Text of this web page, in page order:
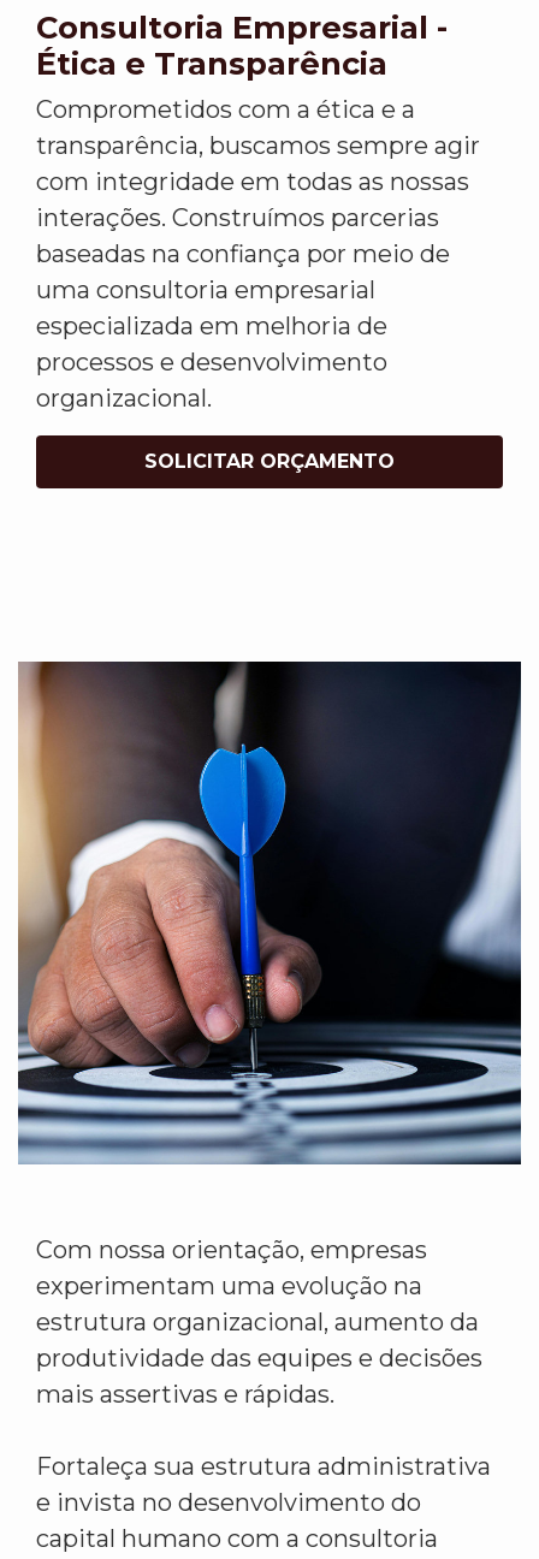
Consultoria Empresarial -
Ética e Transparência
Comprometidos com a ética e a
transparência, buscamos sempre agir
com integridade em todas as nossas
interações. Construímos parcerias
baseadas na confiança por meio de
uma consultoria empresarial
especializada em melhoria de
processos e desenvolvimento
organizacional.
SOLICITAR ORÇAMENTO
Com nossa orientação, empresas
experimentam uma evolução na
estrutura organizacional, aumento da
produtividade das equipes e decisões
mais assertivas e rápidas.
Fortaleça sua estrutura administrativa
e invista no desenvolvimento do
capital humano com a consultoria